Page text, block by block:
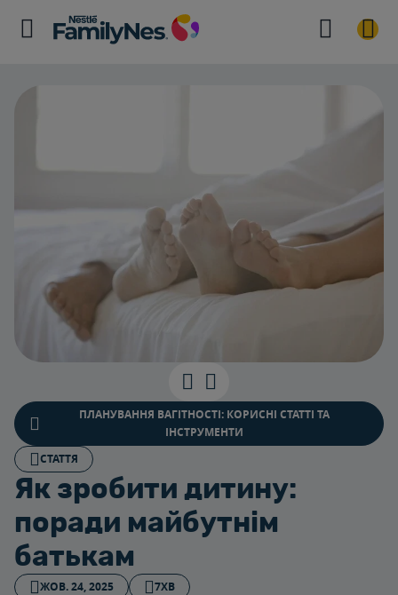
ПЛАНУВАННЯ ВАГІТНОСТІ: КОРИСНІ СТАТТІ ТА
ІНСТРУМЕНТИ
СТАТТЯ
Як зробити дитину:
поради майбутнім
батькам
ЖОВ. 24, 2025 7ХВ